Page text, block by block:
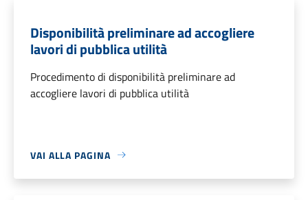
Disponibilità preliminare ad accogliere
lavori di pubblica utilità
Procedimento di disponibilità preliminare ad
accogliere lavori di pubblica utilità
VAI ALLA PAGINA